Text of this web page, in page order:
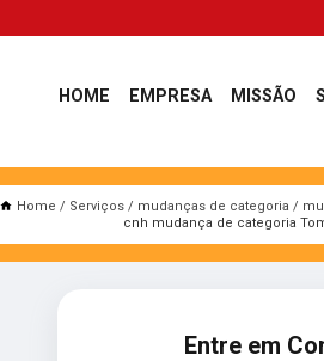
HOME EMPRESA MISSÃO
Home Serviços mudanças de categoria
cnh mudança de categoria
Entre em